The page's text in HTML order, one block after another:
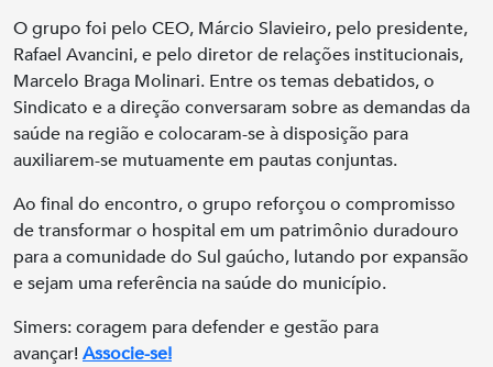
O grupo foi pelo CEO, Márcio Slavieiro, pelo presidente,
Rafael Avancini, e pelo diretor de relações institucionais,
Marcelo Braga Molinari. Entre os temas debatidos, o
Sindicato e a direção conversaram sobre as demandas da
saúde na região e colocaram-se à disposição para
auxiliarem-se mutuamente em pautas conjuntas.
Ao final do encontro, o grupo reforçou o compromisso
de transformar o hospital em um patrimônio duradouro
para a comunidade do Sul gaúcho, lutando por expansão
e sejam uma referência na saúde do município.
Simers: coragem para defender e gestão para
avançar!Associe-se!